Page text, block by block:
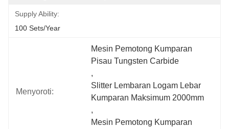
Supply Ability:
100 Sets/year
Menyoroti:
Mesin Pemotong Kumparan
Pisau Tungsten Carbide
,
Slitter Lembaran Logam Lebar
Kumparan Maksimum 2000mm
,
Mesin Pemotong Kumparan